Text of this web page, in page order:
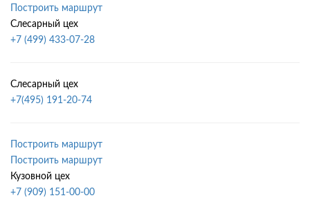
Построить маршрут
Слесарный цех
+7 (499) 433-07-28
Слесарный цех
+7(495) 191-20-74
Построить маршрут
Построить маршрут
Кузовной цех
+7 (909) 151-00-00